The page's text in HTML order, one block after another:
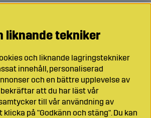
liknande tekniker
och liknande lagringstekniker
innehåll, personaliserad
och en bättre upplevelse av
att du har läst vår
till vår användning av
på "Godkänn och stäng". Du kan